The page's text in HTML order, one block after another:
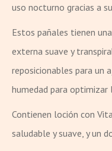
uso nocturno gracias a
Estos pañales tienen
externa suave y
reposicionables para un
humedad para optimizar
Contienen loción con
saludable y suave, y un